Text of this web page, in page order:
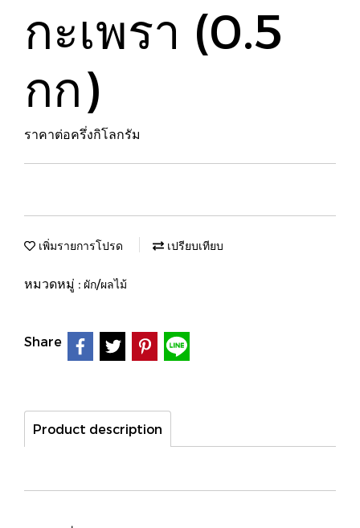
กะเพรา (0.5
กก)
ราคาต่อครึ่งกิโลกรัม
เพิ่มรายการโปรด เปรียบเทียบ
หมวดหมู่ : ผัก/ผลไม้
Share
Product description